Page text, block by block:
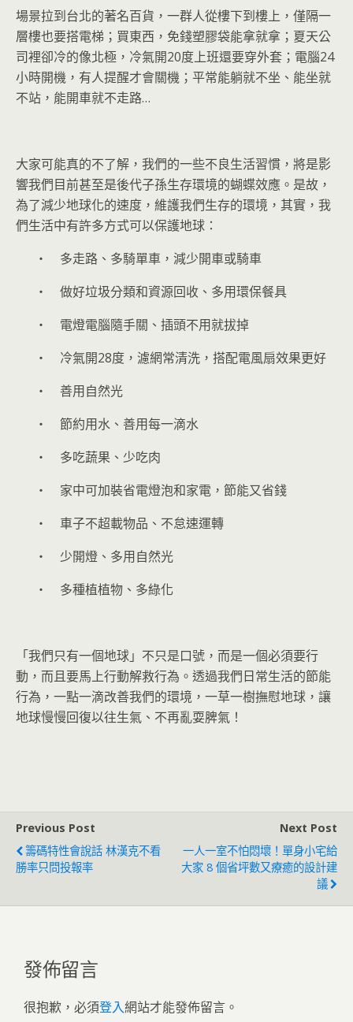
場景拉到台北的著名百貨，一群人從樓下到樓上，僅隔一
層樓也要搭電梯；買東西，免錢塑膠袋能拿就拿；夏天公
司裡卻冷的像北極，冷氣開20度上班還要穿外套；電腦24
小時開機，有人提醒才會關機；平常能躺就不坐、能坐就
不站，能開車就不走路…
大家可能真的不了解，我們的一些不良生活習慣，將是影
響我們目前甚至是後代子孫生存環境的蝴蝶效應。是故，
為了減少地球化的速度，維護我們生存的環境，其實，我
們生活中有許多方式可以保護地球：
‧ 多走路、多騎單車，減少開車或騎車
‧ 做好垃圾分類和資源回收、多用環保餐具
‧ 電燈電腦隨手關、插頭不用就拔掉
‧ 冷氣開28度，濾網常清洗，搭配電風扇效果更好
‧ 善用自然光
‧ 節約用水、善用每一滴水
‧ 多吃蔬果、少吃肉
‧ 家中可加裝省電燈泡和家電，節能又省錢
‧ 車子不超載物品、不怠速運轉
‧ 少開燈、多用自然光
‧ 多種植植物、多綠化
「我們只有一個地球」不只是口號，而是一個必須要行
動，而且要馬上行動解救行為。透過我們日常生活的節能
行為，一點一滴改善我們的環境，一草一樹撫慰地球，讓
地球慢慢回復以往生氣、不再亂耍脾氣！
Previous Post
籌碼特性會說話 林漢克不看
勝率只問投報率
Next Post
一人一室不怕悶壞！單身小宅給
大家 8 個省坪數又療癒的設計建
議
發佈留言
很抱歉，必須登入網站才能發佈留言。